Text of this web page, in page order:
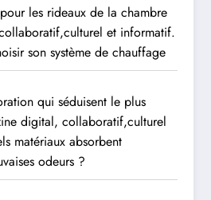
les rideaux de la chambre
et informatif.
son système de chauffage
qui séduisent le plus
digital, collaboratif,culturel
matériaux absorbent
odeurs ?